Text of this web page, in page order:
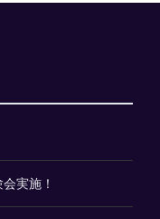
実施！